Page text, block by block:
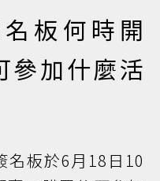
板何時開
參加什麼活
名板於6月18日10